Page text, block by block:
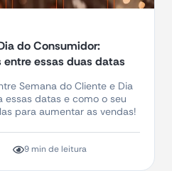
do Consumidor:
essas duas datas
Semana do Cliente e Dia
essas datas e como o seu
para aumentar as vendas!
9 min de leitura